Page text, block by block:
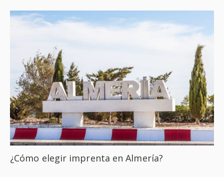
¿Cómo elegir imprenta en Almería?